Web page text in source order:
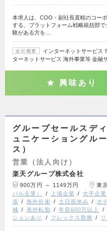
本求人は、COO・副社長直轄のコー
する、プラットフォーム戦略統括部
験がある方を…
会社概要
インターネットサービス
ターネットサービス 海外事業等 金融
興味あり
グループセールスデ
ュニケーショングル
ス）
営業（法人向け）
楽天グループ株式会社
900万円 ～ 1149万円 東
バル企業）
上場企業 大手企業
張
海外折衝 土日祝休み ポ
補
海外転勤 年収600万以上
ションあり
フレックス勤務